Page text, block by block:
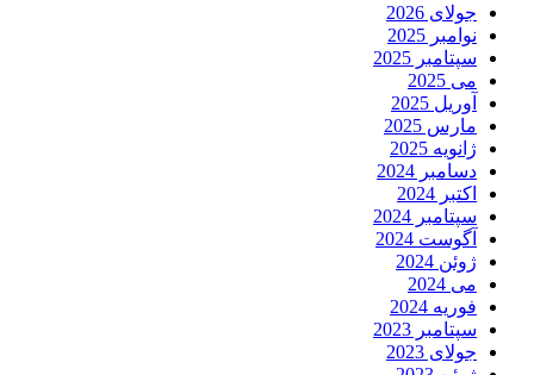
جولای 2026
نوامبر 2025
سپتامبر 2025
می 2025
آوریل 2025
مارس 2025
ژانویه 2025
دسامبر 2024
اکتبر 2024
سپتامبر 2024
آگوست 2024
ژوئن 2024
می 2024
فوریه 2024
سپتامبر 2023
جولای 2023